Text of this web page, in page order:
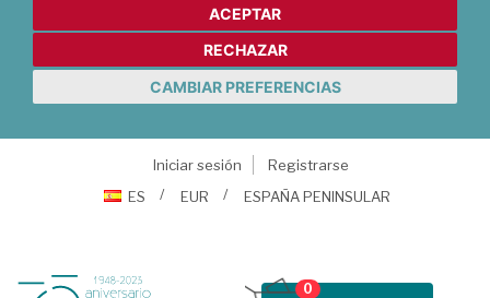
ACEPTAR
RECHAZAR
CAMBIAR PREFERENCIAS
Iniciar sesión
Registrarse
ES
EUR ESPAÑA PENINSULAR
0